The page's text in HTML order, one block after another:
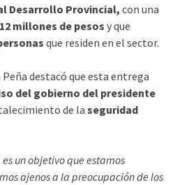
Desarrollo Provincial, con una
12 millones de pesos y que
que residen en el sector.
destacó que esta entrega
del gobierno del presidente
de la seguridad
un objetivo que estamos
ajenos a la preocupación de los